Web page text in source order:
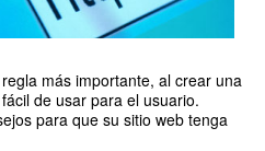
más importante, al crear una
de usar para el usuario.
para que su sitio web tenga